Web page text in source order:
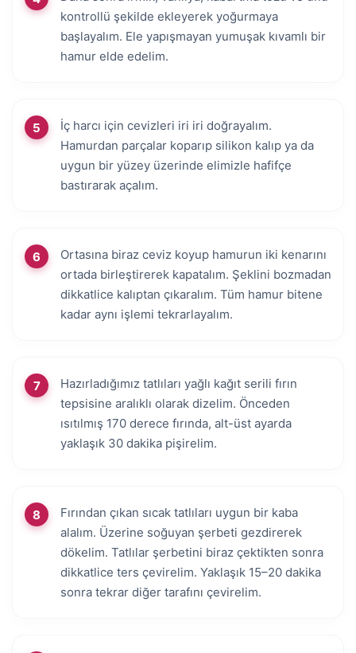
kontrollü şekilde ekleyerek yoğurmaya
başlayalım. Ele yapışmayan yumuşak kıvamlı bir
hamur elde edelim.
İç harcı için cevizleri iri iri doğrayalım.
Hamurdan parçalar koparıp silikon kalıp ya da
uygun bir yüzey üzerinde elimizle hafifçe
bastırarak açalım.
Ortasına biraz ceviz koyup hamurun iki kenarını
ortada birleştirerek kapatalım. Şeklini bozmadan
dikkatlice kalıptan çıkaralım. Tüm hamur bitene
kadar aynı işlemi tekrarlayalım.
Hazırladığımız tatlıları yağlı kağıt serili fırın
tepsisine aralıklı olarak dizelim. Önceden
ısıtılmış 170 derece fırında, alt-üst ayarda
yaklaşık 30 dakika pişirelim.
Fırından çıkan sıcak tatlıları uygun bir kaba
alalım. Üzerine soğuyan şerbeti gezdirerek
dökelim. Tatlılar şerbetini biraz çektikten sonra
dikkatlice ters çevirelim. Yaklaşık 15–20 dakika
sonra tekrar diğer tarafını çevirelim.